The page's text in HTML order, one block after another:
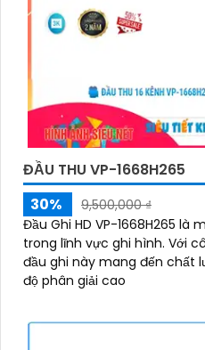
ĐẦU THU VP-1668H265
30%
9,500,000 ₫
Đầu Ghi HD VP-1668H265 là
trong lĩnh vực ghi hình. Với công nghệ tiên tiến h. 265,
đầu ghi này mang đến chất
độ phân giải cao